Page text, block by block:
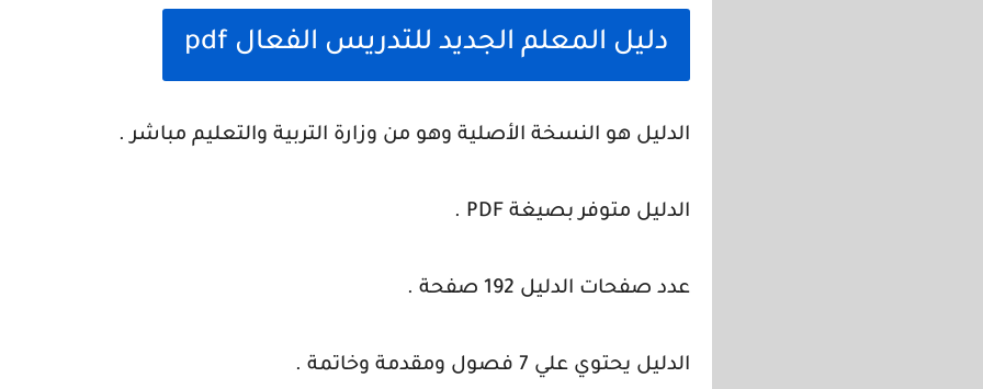
دليل المعلم الجديد للتدريس الفعال pdf
الدليل هو النسخة الأصلية وهو من وزارة التربية والتعليم مباشر .
الدليل متوفر بصيغة PDF .
عدد صفحات الدليل 192 صفحة .
الدليل يحتوي علي 7 فصول ومقدمة وخاتمة .